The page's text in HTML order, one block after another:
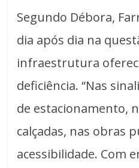
Segundo Débora,
dia após dia na
infraestrutura
deficiência. “Nas
de estacionamento,
calçadas, nas obras
acessibilidade. Com